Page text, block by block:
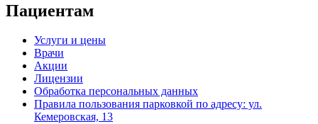
Пациентам
Услуги и цены
Врачи
Акции
Лицензии
Обработка персональных данных
Правила пользования парковкой по адресу: ул.
Кемеровская, 13